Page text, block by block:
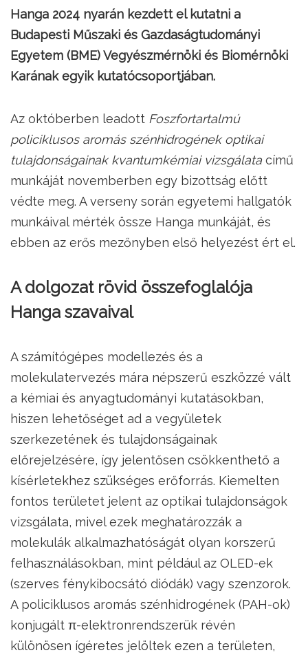
Hanga 2024 nyarán kezdett el kutatni a
Budapesti Műszaki és Gazdaságtudományi
Egyetem (BME) Vegyészmérnöki és Biomérnöki
Karának egyik kutatócsoportjában.
Az októberben leadott Foszfortartalmú
policiklusos aromás szénhidrogének optikai
tulajdonságainak kvantumkémiai vizsgálata című
munkáját novemberben egy bizottság előtt
védte meg. A verseny során egyetemi hallgatók
munkáival mérték össze Hanga munkáját, és
ebben az erős mezőnyben első helyezést ért el.
A dolgozat rövid összefoglalója
Hanga szavaival
A számítógépes modellezés és a
molekulatervezés mára népszerű eszközzé vált
a kémiai és anyagtudományi kutatásokban,
hiszen lehetőséget ad a vegyületek
szerkezetének és tulajdonságainak
előrejelzésére, így jelentősen csökkenthető a
kísérletekhez szükséges erőforrás. Kiemelten
fontos területet jelent az optikai tulajdonságok
vizsgálata, mivel ezek meghatározzák a
molekulák alkalmazhatóságát olyan korszerű
felhasználásokban, mint például az OLED-ek
(szerves fénykibocsátó diódák) vagy szenzorok.
A policiklusos aromás szénhidrogének (PAH-ok)
konjugált π-elektronrendszerük révén
különösen ígéretes jelöltek ezen a területen,